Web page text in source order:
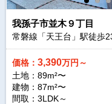
我孫子市並木９丁目
常磐線「天王台」駅徒歩
価格： 3,390万円～
土地：89m²〜
建物：87m²〜
間取：3LDK～